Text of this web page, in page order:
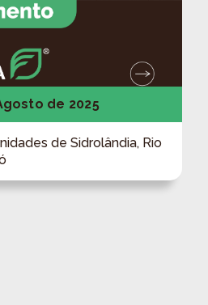
de 2025
de Sidrolândia, Rio